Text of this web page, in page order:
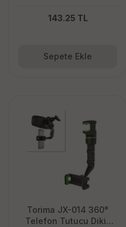
143.25 TL
Sepete Ekle
Torima JX-014 360°
Telefon Tutucu Dikiz